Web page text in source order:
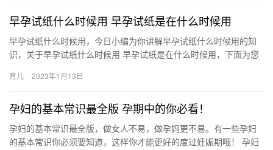
早孕试纸什么时候用 早孕试纸是在什么时候用
早孕试纸什么时候用，今日小编为你讲解早孕试纸什么时候用的知
识，关于早孕试纸什么时候用 早孕试纸是在什么时候用，下面为您
试…
育儿 2023年1月13日
孕妇的基本常识最全版 孕期中的你必看！
孕妇的基本常识最全版，做女人不易，做孕妈更不易。有一些孕妇
的基本常识你必须要知道，这样你才能更好的度过妊娠期哦！ 孕妇